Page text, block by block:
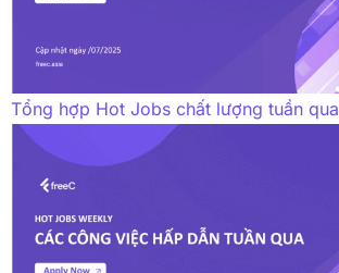
Tổng hợp Hot Jobs chất lượng tuần qua